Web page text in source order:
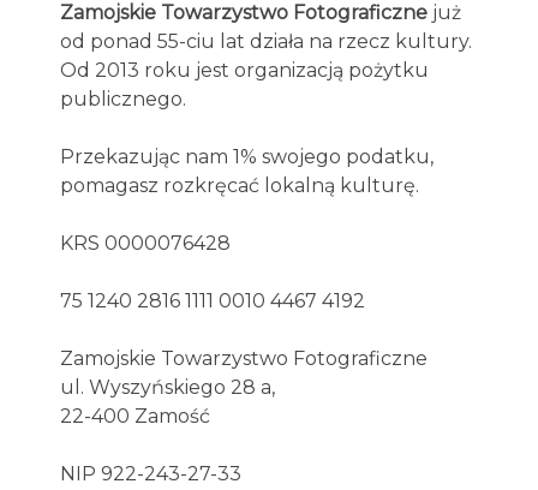
Zamojskie Towarzystwo Fotograficzne już
od ponad 55-ciu lat działa na rzecz kultury.
Od 2013 roku jest organizacją pożytku
publicznego.
Przekazując nam 1% swojego podatku,
pomagasz rozkręcać lokalną kulturę.
KRS 0000076428
75 1240 2816 1111 0010 4467 4192
Zamojskie Towarzystwo Fotograficzne
ul. Wyszyńskiego 28 a,
22-400 Zamość
NIP 922-243-27-33